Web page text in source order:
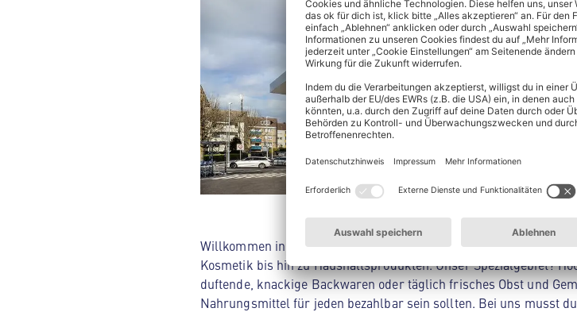
Willkommen in deinem ALDI Nord in Lage! Hier findest du alles,
Kosmetik bis hin zu Haushaltsprodukten. Unser Spezialgebiet?
duftende, knackige Backwaren oder täglich frisches Obst und
Nahrungsmittel für jeden bezahlbar sein sollten. Bei uns musst